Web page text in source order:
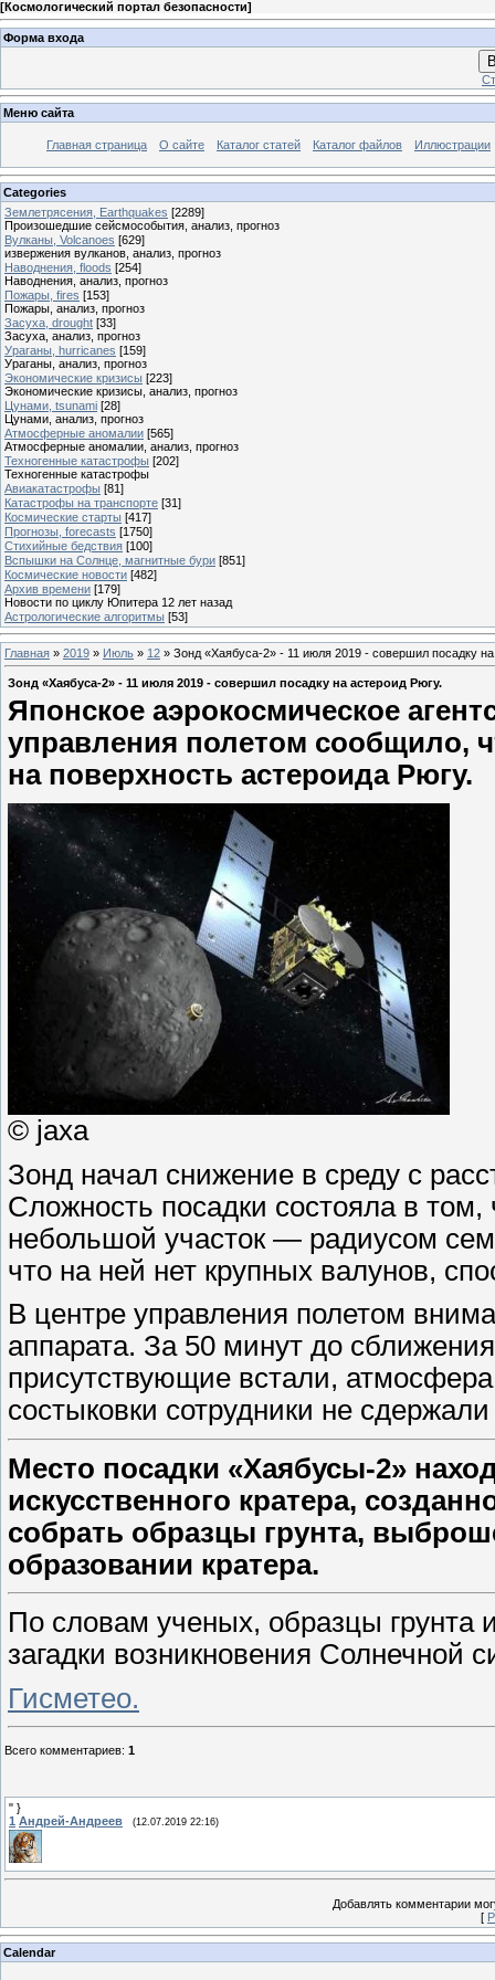
[Космологический портал безопасности]
Форма входа
Меню сайта
Главная страница О сайте Каталог статей Каталог файлов Иллюстрации
Categories
Землетрясения, Earthquakes [2289]
Произошедшие сейсмособытия, анализ, прогноз
Вулканы, Volcanoes [629]
извержения вулканов, анализ, прогноз
Наводнения, floods [254]
Наводнения, анализ, прогноз
Пожары, fires [153]
Пожары, анализ, прогноз
Засуха, drought [33]
Засуха, анализ, прогноз
Ураганы, hurricanes [159]
Ураганы, анализ, прогноз
Экономические кризисы [223]
Экономические кризисы, анализ, прогноз
Цунами, tsunami [28]
Цунами, анализ, прогноз
Атмосферные аномалии [565]
Атмосферные аномалии, анализ, прогноз
Техногенные катастрофы [202]
Техногенные катастрофы
Авиакатастрофы [81]
Катастрофы на транспорте [31]
Космические старты [417]
Прогнозы, forecasts [1750]
Стихийные бедствия [100]
Вспышки на Солнце, магнитные бури [851]
Космические новости [482]
Архив времени [179]
Новости по циклу Юпитера 12 лет назад
Астрологические алгоритмы [53]
Главная » 2019 » Июль » 12 » Зонд «Хаябуса-2» - 11 июля 2019 - совершил посадку
Зонд «Хаябуса-2» - 11 июля 2019 - совершил посадку на астероид Рюгу.
Японское аэрокосмическое
управления полетом сообщило,
на поверхность астероида Рюгу.
© jaxa
Зонд начал снижение в среду с
Сложность посадки состояла в
небольшой участок — радиусом
что на ней нет крупных валунов,
В центре управления полетом
аппарата. За 50 минут до
присутствующие встали,
состыковки сотрудники не
Место посадки «Хаябусы-2»
искусственного кратера,
собрать образцы грунта,
образовании кратера.
По словам ученых, образцы грунта
загадки возникновения Солнечной
Гисметео.
Всего комментариев: 1
" }
1 Андрей-Андреев (12.07.2019 22:16)
Добавлять комментарии
[
Calendar